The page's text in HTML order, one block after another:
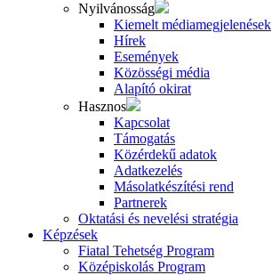
Nyilvánosság
Kiemelt médiamegjelenések
Hírek
Események
Közösségi média
Alapító okirat
Hasznos
Kapcsolat
Támogatás
Közérdekű adatok
Adatkezelés
Másolatkészítési rend
Partnerek
Oktatási és nevelési stratégia
Képzések
Fiatal Tehetség Program
Középiskolás Program